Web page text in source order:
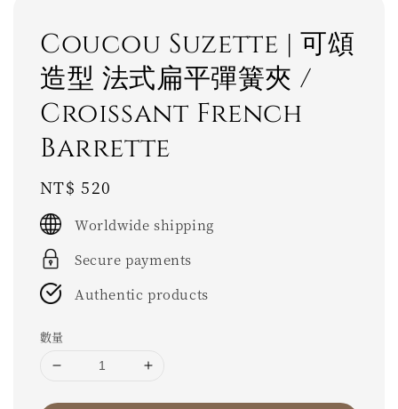
Coucou Suzette | 可頌
造型 法式扁平彈簧夾 /
Croissant French
Barrette
Regular
price
NT$ 520
Worldwide shipping
Secure payments
Authentic products
數量